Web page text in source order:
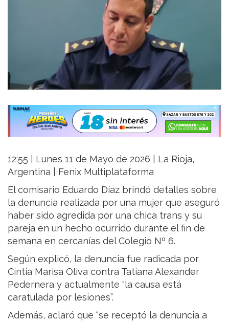
12:55 | Lunes 11 de Mayo de 2026 | La Rioja,
Argentina | Fenix Multiplataforma
El comisario Eduardo Díaz brindó detalles sobre
la denuncia realizada por una mujer que aseguró
haber sido agredida por una chica trans y su
pareja en un hecho ocurrido durante el fin de
semana en cercanías del Colegio Nº 6.
Según explicó, la denuncia fue radicada por
Cintia Marisa Oliva contra Tatiana Alexander
Pedernera y actualmente “la causa está
caratulada por lesiones”.
Además, aclaró que “se receptó la denuncia a